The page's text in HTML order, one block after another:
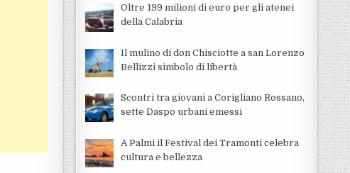
Oltre 199 milioni di euro per gli atenei
della Calabria
Il mulino di don Chisciotte a san Lorenzo
Bellizzi simbolo di libertà
Scontri tra giovani a Corigliano Rossano,
sette Daspo urbani emessi
A Palmi il Festival dei Tramonti celebra
cultura e bellezza